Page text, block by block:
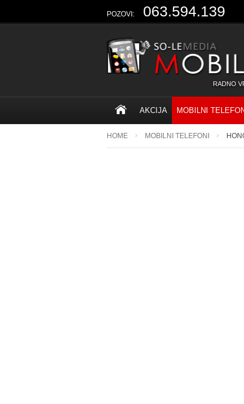
POZOVI: 063.594.139
RADNO
AKCIJA MOBILNI
HOME MOBILNI TELEFONI